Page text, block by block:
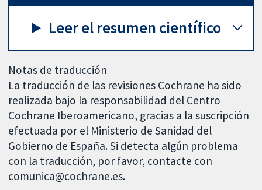
Leer el resumen científico
Notas de traducción
La traducción de las revisiones Cochrane ha sido
realizada bajo la responsabilidad del Centro
Cochrane Iberoamericano, gracias a la suscripción
efectuada por el Ministerio de Sanidad del
Gobierno de España. Si detecta algún problema
con la traducción, por favor, contacte con
comunica@cochrane.es.